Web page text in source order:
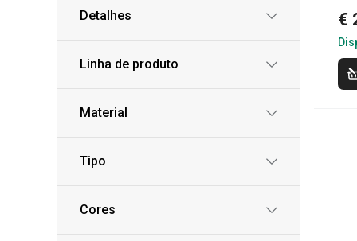
Detalhes
Linha de produto
Material
Tipo
Cores
€